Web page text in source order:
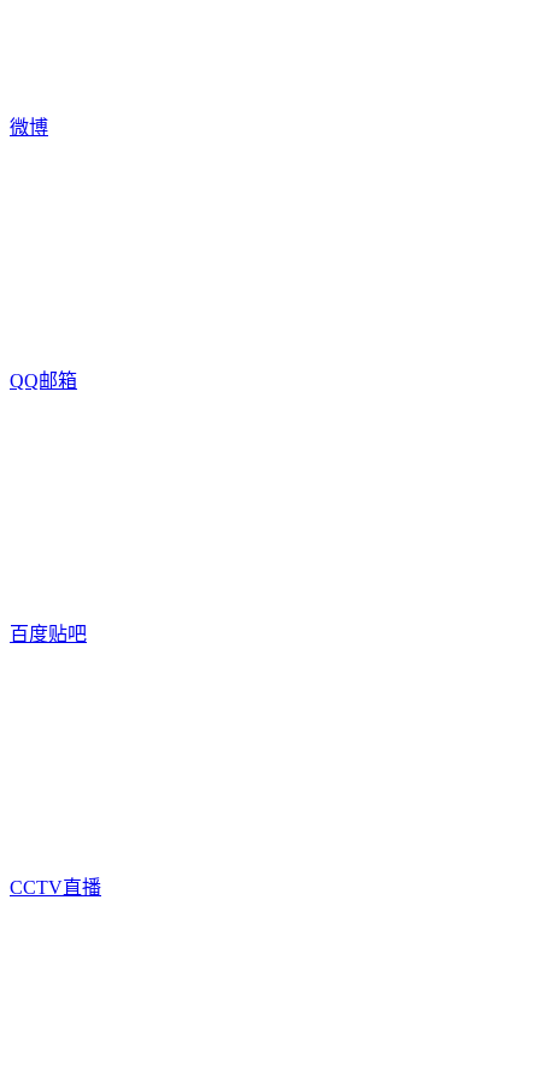
微博
QQ邮箱
百度贴吧
CCTV直播